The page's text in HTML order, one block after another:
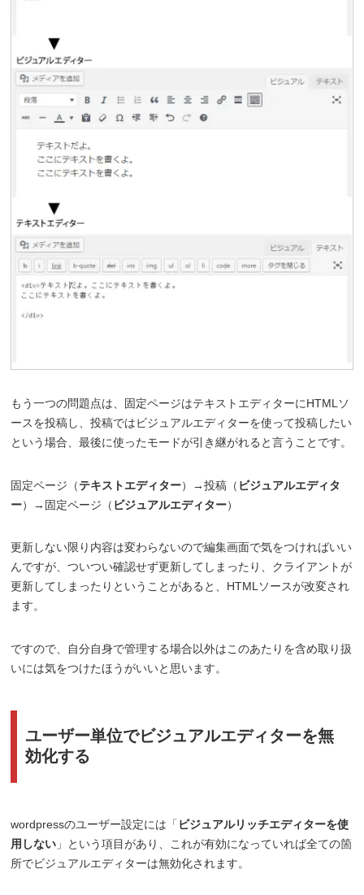
もう一つの問題点は、固定ページはテキストエディターにHTMLソ
ースを投稿し、投稿ではビジュアルエディターを使って投稿したい
という場合、最後に使ったモードが引き継がれると言うことです。
固定ページ（テキストエディター）→投稿（ ビジュアルエディタ
ー）→固定ページ（ ビジュアルエディター）
更新しない限り内容は変わらないので編集画面で気をつければいい
んですが、ついつい確認せず更新してしまったり、クライアントが
更新してしまったりということがあると、HTMLソースが改変され
ます。
ですので、自分自身で管理する場合以外はこのあたりを含め取り扱
いには気をつけたほうがいいと思います。
ユーザー単位でビジュアルエディターを無
効化する
wordpressのユーザー設定には「 ビジュアルリッチエディターを使
用しない 」という項目があり、これが有効になっていれば全ての箇
所でビジュアルエディターは無効化されます。